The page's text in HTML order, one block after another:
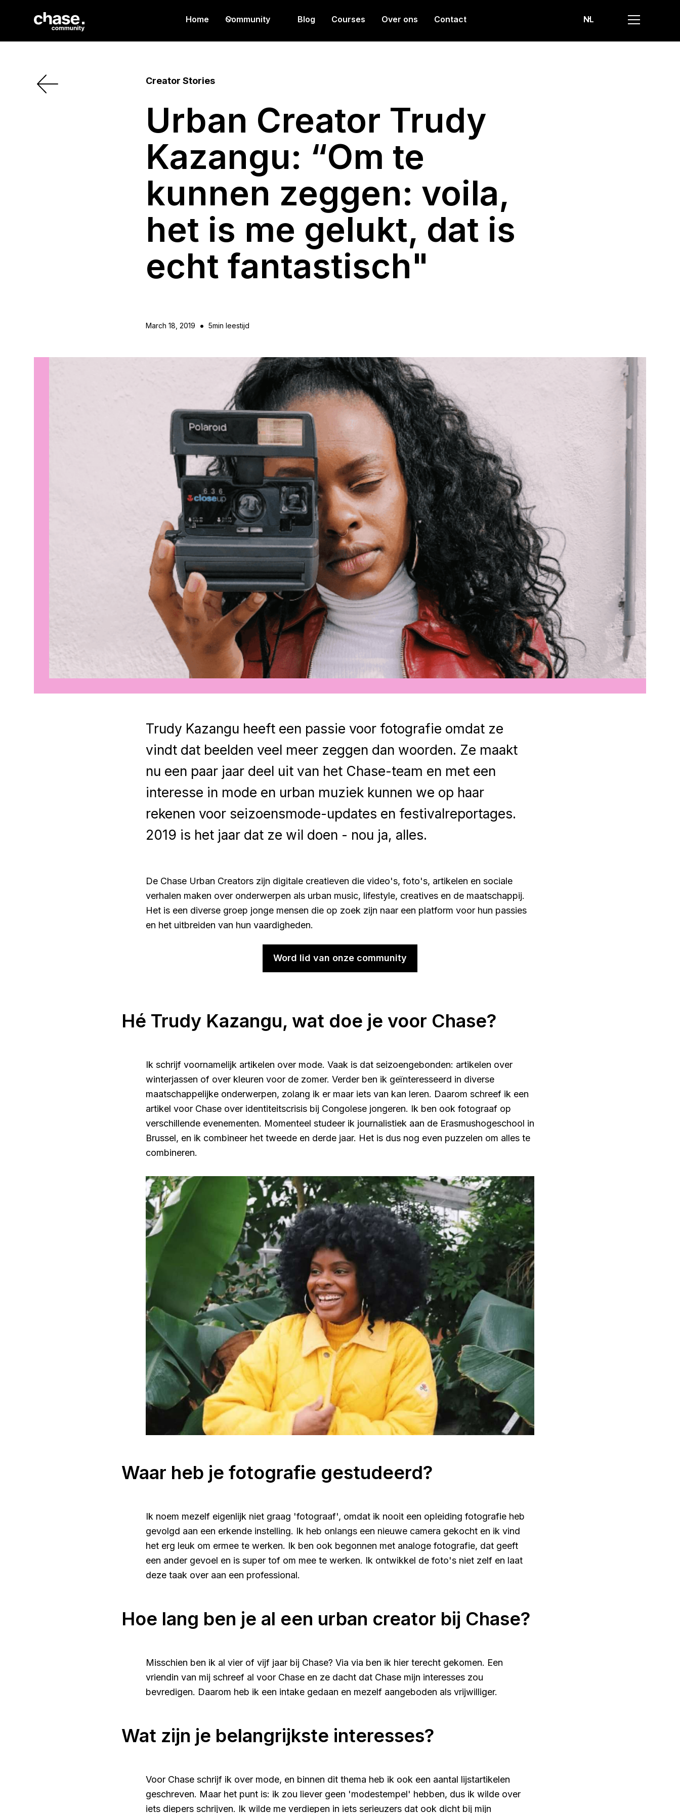
Home Community Blog Courses Over ons Contact NL
Creator Stories
Urban Creator Trudy
Kazangu: “Om te
kunnen zeggen: voila,
het is me gelukt, dat is
echt fantastisch"
March 18, 2019 • 5min leestijd
Trudy Kazangu heeft een passie voor fotografie omdat ze
vindt dat beelden veel meer zeggen dan woorden. Ze maakt
nu een paar jaar deel uit van het Chase-team en met een
interesse in mode en urban muziek kunnen we op haar
rekenen voor seizoensmode-updates en festivalreportages.
2019 is het jaar dat ze wil doen - nou ja, alles.
De Chase Urban Creators zijn digitale creatieven die video's, foto's, artikelen en sociale
verhalen maken over onderwerpen als urban music, lifestyle, creatives en de maatschappij.
Het is een diverse groep jonge mensen die op zoek zijn naar een platform voor hun passies
en het uitbreiden van hun vaardigheden.
Word lid van onze community
Hé Trudy Kazangu, wat doe je voor Chase?
Ik schrijf voornamelijk artikelen over mode. Vaak is dat seizoengebonden: artikelen over
winterjassen of over kleuren voor de zomer. Verder ben ik geïnteresseerd in diverse
maatschappelijke onderwerpen, zolang ik er maar iets van kan leren. Daarom schreef ik een
artikel voor Chase over identiteitscrisis bij Congolese jongeren. Ik ben ook fotograaf op
verschillende evenementen. Momenteel studeer ik journalistiek aan de Erasmushogeschool in
Brussel, en ik combineer het tweede en derde jaar. Het is dus nog even puzzelen om alles te
combineren.
Waar heb je fotografie gestudeerd?
Ik noem mezelf eigenlijk niet graag 'fotograaf', omdat ik nooit een opleiding fotografie heb
gevolgd aan een erkende instelling. Ik heb onlangs een nieuwe camera gekocht en ik vind
het erg leuk om ermee te werken. Ik ben ook begonnen met analoge fotografie, dat geeft
een ander gevoel en is super tof om mee te werken. Ik ontwikkel de foto's niet zelf en laat
deze taak over aan een professional.
Hoe lang ben je al een urban creator bij Chase?
Misschien ben ik al vier of vijf jaar bij Chase? Via via ben ik hier terecht gekomen. Een
vriendin van mij schreef al voor Chase en ze dacht dat Chase mijn interesses zou
bevredigen. Daarom heb ik een intake gedaan en mezelf aangeboden als vrijwilliger.
Wat zijn je belangrijkste interesses?
Voor Chase schrijf ik over mode, en binnen dit thema heb ik ook een aantal lijstartikelen
geschreven. Maar het punt is: ik zou liever geen 'modestempel' hebben, dus ik wilde over
iets diepers schrijven. Ik wilde me verdiepen in iets serieuzers dat ook dicht bij mijn